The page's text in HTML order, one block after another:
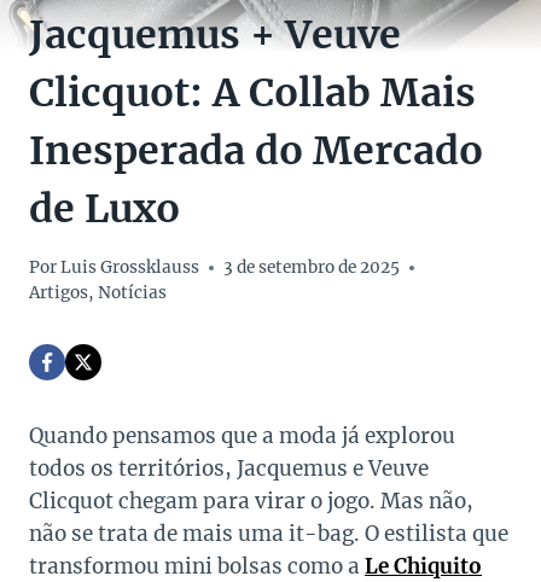
Jacquemus + Veuve
Clicquot: A Collab Mais
Inesperada do Mercado
de Luxo
PorLuis Grossklauss
3 de setembro de 2025
Artigos, Notícias
Quando pensamos que a moda já explorou
todos os territórios, Jacquemus e Veuve
Clicquot chegam para virar o jogo. Mas não,
não se trata de mais uma it-bag. O estilista que
transformou mini bolsas como a Le Chiquito